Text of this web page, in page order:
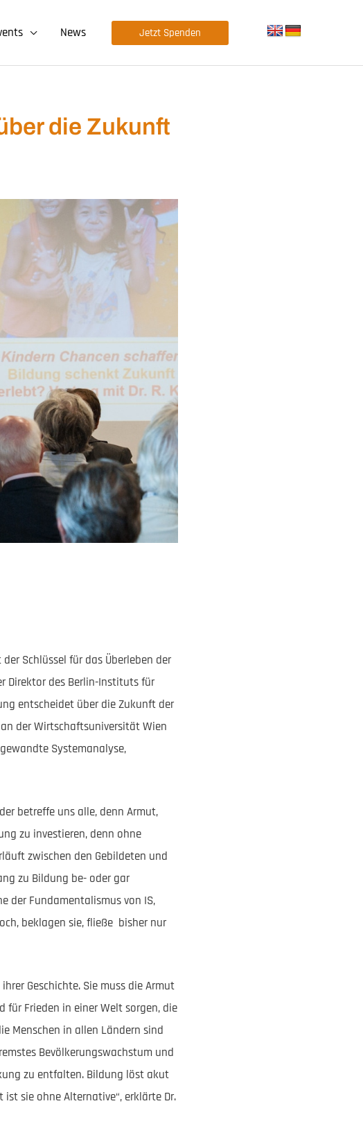
News Jetzt Spenden
die Zukunft
Schlüssel für das Überleben der
Direktor des Berlin-Instituts für
entscheidet über die Zukunft der
der Wirtschaftsuniversität Wien
Systemanalyse,
betreffe uns alle, denn Armut,
zu investieren, denn ohne
zwischen den Gebildeten und
zu Bildung be- oder gar
der Fundamentalismus von IS,
beklagen sie, fließe bisher nur
Geschichte. Sie muss die Armut
für Frieden in einer Welt sorgen, die
Menschen in allen Ländern sind
Bevölkerungswachstum und
zu entfalten. Bildung löst akut
sie ohne Alternative“, erklärte Dr.